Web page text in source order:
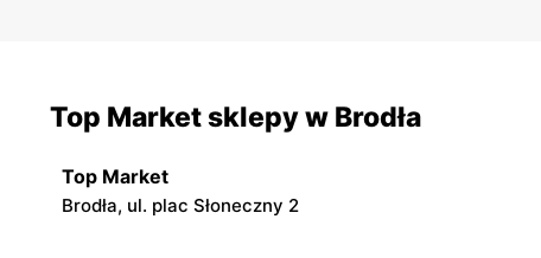
Top Market sklepy w Brodła
Top Market
Brodła, ul. plac Słoneczny 2